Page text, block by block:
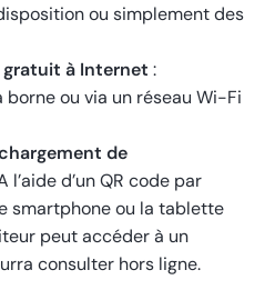
ou simplement des
à Internet :
ou via un réseau Wi-Fi
de
l’aide d’un QR code par
smartphone ou la tablette
peut accéder à un
consulter hors ligne.